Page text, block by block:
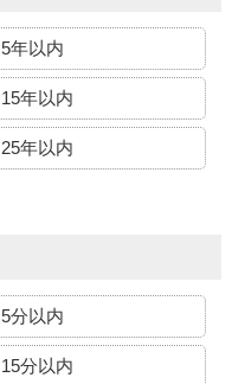
5年以内
15年以内
25年以内
5分以内
15分以内